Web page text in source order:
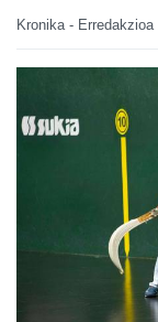
Kronika - Erredakzioa